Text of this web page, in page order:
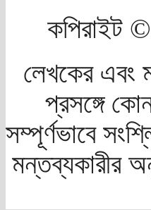
কপিরাইট
লেখকের এবং
প্রসঙ্গে
সম্পূর্ণভাবে
মন্তব্যকারীর